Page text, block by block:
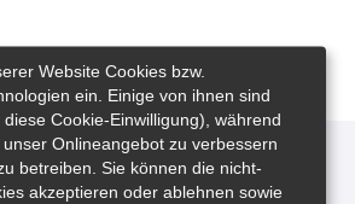
Website Cookies bzw.
ein. Einige von ihnen sind
Cookie-Einwilligung), während
Onlineangebot zu verbessern
betreiben. Sie können die nicht-
akzeptieren oder ablehnen sowie